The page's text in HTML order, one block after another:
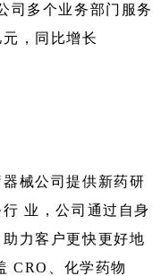
司多个业务部门服务
，同比增长
械公司提供新药研
业，公司通过自身
力客户更快更好地
CRO、化学药物